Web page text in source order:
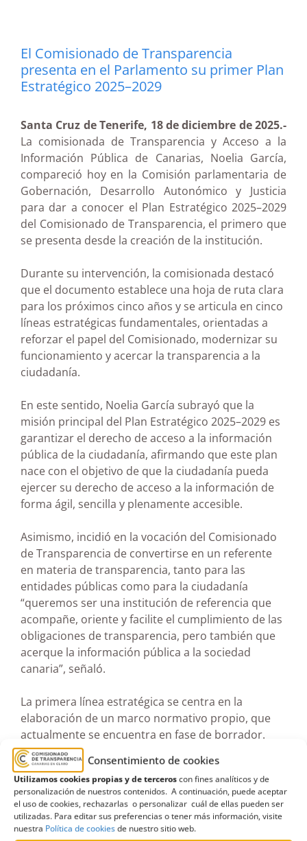
Consentimiento de cookies
Utilizamos cookies propias y de terceroscon fines analíticos y de
personalización de nuestros contenidos. A continuación, puede aceptar
el uso de cookies, rechazarlas o personalizar cuál de ellas pueden ser
utilizadas. Para editar sus preferencias o tener más información, visite
nuestra Política de cookiesde nuestro sitio web.
El Comisionado de Transparencia
presenta en el Parlamento su primer Plan
Estratégico 2025–2029
Santa Cruz de Tenerife, 18 de diciembre de 2025.-
La comisionada de Transparencia y Acceso a la
Información Pública de Canarias, Noelia García,
compareció hoy en la Comisión parlamentaria de
Gobernación, Desarrollo Autonómico y Justicia
para dar a conocer el Plan Estratégico 2025–2029
del Comisionado de Transparencia, el primero que
se presenta desde la creación de la institución.
Durante su intervención, la comisionada destacó
que el documento establece una hoja de ruta clara
para los próximos cinco años y se articula en cinco
líneas estratégicas fundamentales, orientadas a
reforzar el papel del Comisionado, modernizar su
funcionamiento y acercar la transparencia a la
ciudadanía.
En este sentido, Noelia García subrayó que la
misión principal del Plan Estratégico 2025–2029 es
garantizar el derecho de acceso a la información
pública de la ciudadanía, afirmando que este plan
nace con el objetivo de que la ciudadanía pueda
ejercer su derecho de acceso a la información de
forma ágil, sencilla y plenamente accesible.
Asimismo, incidió en la vocación del Comisionado
de Transparencia de convertirse en un referente
en materia de transparencia, tanto para las
entidades públicas como para la ciudadanía
“queremos ser una institución de referencia que
acompañe, oriente y facilite el cumplimiento de las
obligaciones de transparencia, pero también que
acerque la información pública a la sociedad
canaria”, señaló.
La primera línea estratégica se centra en la
elaboración de un marco normativo propio, que
actualmente se encuentra en fase de borrador.
Este desarrollo normativo se abordará de forma
coordinada con la futura Ley de Transparencia de
Canarias, con el objetivo de evitar confrontaciones
entre normas y poniendo al Comisionado a
disposición del Gobierno autonómico para
colaborar activamente en la redacción de la nueva